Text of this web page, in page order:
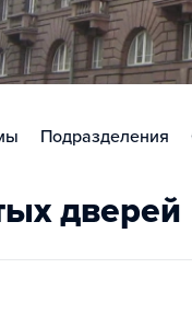
Подразделения
дверей